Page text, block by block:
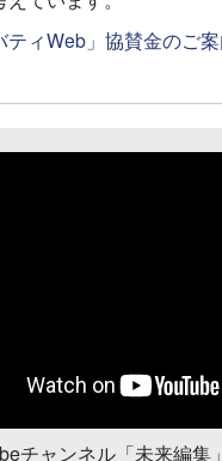
ティWeb」協賛金のご
チャンネル「未来編集